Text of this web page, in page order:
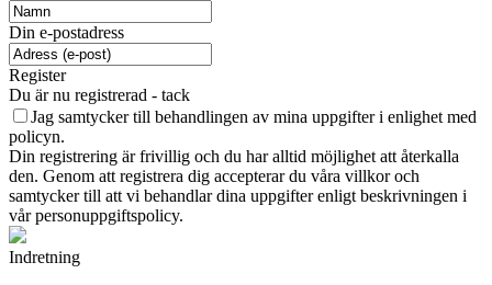
Din e-postadress
Register
Du är nu registrerad - tack
Jag samtycker till behandlingen av mina uppgifter i enlighet med
policyn.
Din registrering är frivillig och du har alltid möjlighet att återkalla
den. Genom att registrera dig accepterar du våra villkor och
samtycker till att vi behandlar dina uppgifter enligt beskrivningen i
vår personuppgiftspolicy.
Indretning